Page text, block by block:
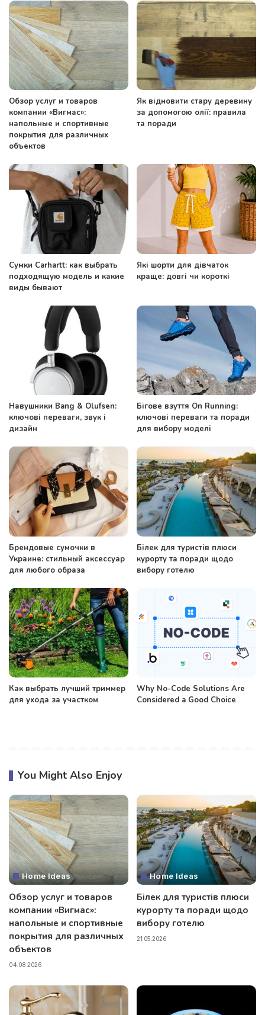
Обзор услуг и товаров
компании «Вигмас»:
напольные и спортивные
покрытия для различных
объектов
Як відновити стару деревину
за допомогою олії: правила
та поради
Сумки Carhartt: как выбрать
подходящую модель и какие
виды бывают
Які шорти для дівчаток
краще: довгі чи короткі
Навушники Bang & Olufsen:
ключові переваги, звук і
дизайн
Бігове взуття On Running:
ключові переваги та поради
для вибору моделі
Брендовые сумочки в
Украине: стильный аксессуар
для любого образа
Білек для туристів плюси
курорту та поради щодо
вибору готелю
Как выбрать лучший триммер
для ухода за участком
Why No-Code Solutions Are
Considered a Good Choice
You Might Also Enjoy
Home Ideas
Обзор услуг и товаров
компании «Вигмас»:
напольные и спортивные
покрытия для различных
объектов
04.08.2026
Home Ideas
Білек для туристів плюси
курорту та поради щодо
вибору готелю
21.05.2026